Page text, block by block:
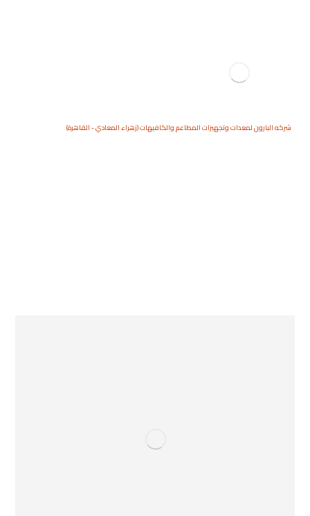
شركه البارون لمعدات وتجهيزات المطاعم والكافيهات (زهراء المعادي - القاهرة)